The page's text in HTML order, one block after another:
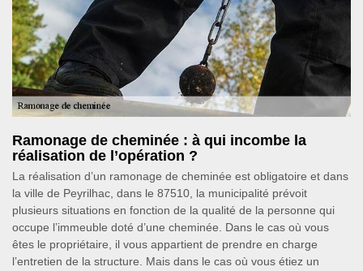
Ramonage de cheminée : à qui incombe la
réalisation de l’opération ?
La réalisation d’un ramonage de cheminée est obligatoire et dans
la ville de Peyrilhac, dans le 87510, la municipalité prévoit
plusieurs situations en fonction de la qualité de la personne qui
occupe l’immeuble doté d’une cheminée. Dans le cas où vous
êtes le propriétaire, il vous appartient de prendre en charge
l’entretien de la structure. Mais dans le cas où vous étiez un